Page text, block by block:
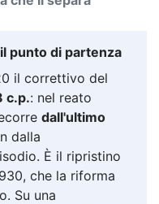
punto di partenza
il correttivo del
c.p.: nel reato
dall'ultimo
dalla
È il ripristino
che la riforma
Su una